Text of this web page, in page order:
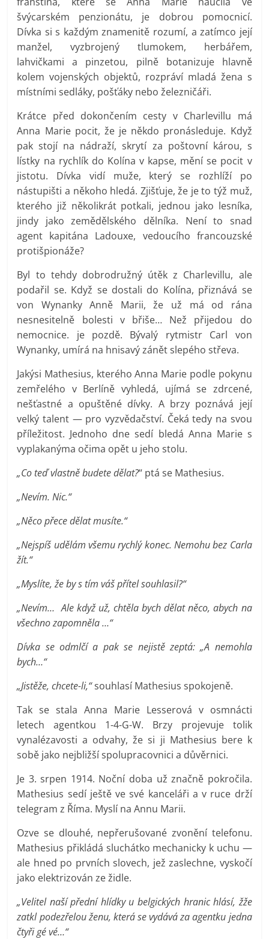
švýcarském penzionátu, je dobrou pomocnicí.
Dívka si s každým znamenitě rozumí, a zatímco její
manžel, vyzbrojený tlumokem, herbářem,
lahvičkami a pinzetou, pilně botanizuje hlavně
kolem vojenských objektů, rozpráví mladá žena s
místními sedláky, pošťáky nebo železničáři.
Krátce před dokončením cesty v Charlevillu má
Anna Marie pocit, že je někdo pronásleduje. Když
pak stojí na nádraží, skrytí za poštovní károu, s
lístky na rychlík do Kolína v kapse, mění se pocit v
jistotu. Dívka vidí muže, který se rozhlíží po
nástupišti a někoho hledá. Zjišťuje, že je to týž muž,
kterého již několikrát potkali, jednou jako lesníka,
jindy jako zemědělského dělníka. Není to snad
agent kapitána Ladouxe, vedoucího francouzské
protišpionáže?
Byl to tehdy dobrodružný útěk z Charlevillu, ale
podařil se. Když se dostali do Kolína, přiznává se
von Wynanky Anně Marii, že už má od rána
nesnesitelně bolesti v břiše… Než přijedou do
nemocnice. je pozdě. Bývalý rytmistr Carl von
Wynanky, umírá na hnisavý zánět slepého střeva.
Jakýsi Mathesius, kterého Anna Marie podle pokynu
zemřelého v Berlíně vyhledá, ujímá se zdrcené,
nešťastné a opuštěné dívky. A brzy poznává její
velký talent — pro vyzvědačství. Čeká tedy na svou
příležitost. Jednoho dne sedí bledá Anna Marie s
vyplakanýma očima opět u jeho stolu.
„Co teď vlastně budete dělat?“ ptá se Mathesius.
„Nevím. Nic.“
„Něco přece dělat musíte.“
„Nejspíš udělám všemu rychlý konec. Nemohu bez Carla
žít.“
„Myslíte, že by s tím váš přítel souhlasil?“
„Nevím… Ale když už, chtěla bych dělat něco, abych na
všechno zapomněla …“
Dívka se odmlčí a pak se nejistě zeptá: „A nemohla
bych…“
„Jistěže, chcete-li,“souhlasí Mathesius spokojeně.
Tak se stala Anna Marie Lesserová v osmnácti
letech agentkou 1-4-G-W. Brzy projevuje tolik
vynalézavosti a odvahy, že si ji Mathesius bere k
sobě jako nejbližší spolupracovnici a důvěrnici.
Je 3. srpen 1914. Noční doba už značně pokročila.
Mathesius sedí ještě ve své kanceláři a v ruce drží
telegram z Říma. Myslí na Annu Marii.
Ozve se dlouhé, nepřerušované zvonění telefonu.
Mathesius přikládá sluchátko mechanicky k uchu —
ale hned po prvních slovech, jež zaslechne, vyskočí
jako elektrizován ze židle.
„Velitel naší přední hlídky u belgických hranic hlásí, žže
zatkl podezřelou ženu, která se vydává za agentku jedna
čtyři gé vé…“